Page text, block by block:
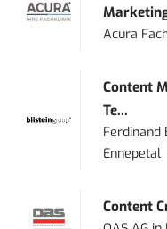
Acura
Content
Te...
Ferdinand
Ennepetal
Content